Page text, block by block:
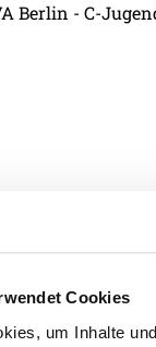
Cookies
um Inhalte
Berlin - C-